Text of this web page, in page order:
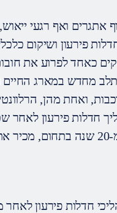
ואף רגעי
פירעון ושיקום
כאחד לפרוע את
מחדש במארג החיים
ואחת מהן,
חדלות פירעון לאחר
דין ליאור כספי, עם ניסיון עשיר של
חדלות פירעון